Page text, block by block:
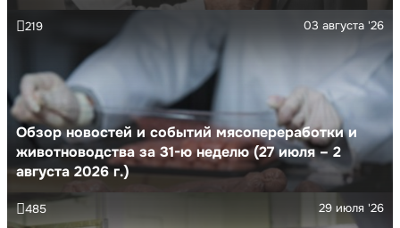
Обзор новостей и событий мясопереработки и
животноводства за 31-ю неделю (27 июля – 2
августа 2026 г.)
03 августа '26
219
29 июля '26
485